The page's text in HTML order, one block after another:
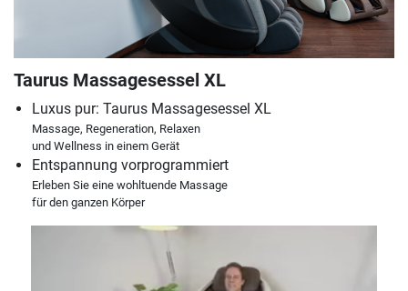
Taurus Massagesessel XL
Luxus pur: Taurus Massagesessel XL
Massage, Regeneration, Relaxen
und Wellness in einem Gerät
Entspannung vorprogrammiert
Erleben Sie eine wohltuende Massage
für den ganzen Körper